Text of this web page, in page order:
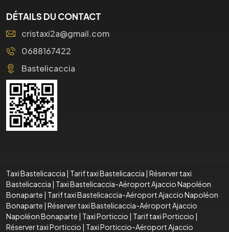
DÉTAILS DU CONTACT
cristaxi2a@gmail.com
0688167422
Bastelicaccia
Taxi Bastelicaccia | Tarif taxi Bastelicaccia | Réserver taxi
Bastelicaccia | Taxi Bastelicaccia-Aéroport Ajaccio Napoléon
Bonaparte | Tarif taxi Bastelicaccia-Aéroport Ajaccio Napoléon
Bonaparte | Réserver taxi Bastelicaccia-Aéroport Ajaccio
Napoléon Bonaparte | Taxi Porticcio | Tarif taxi Porticcio |
Réserver taxi Porticcio | Taxi Porticcio-Aéroport Ajaccio